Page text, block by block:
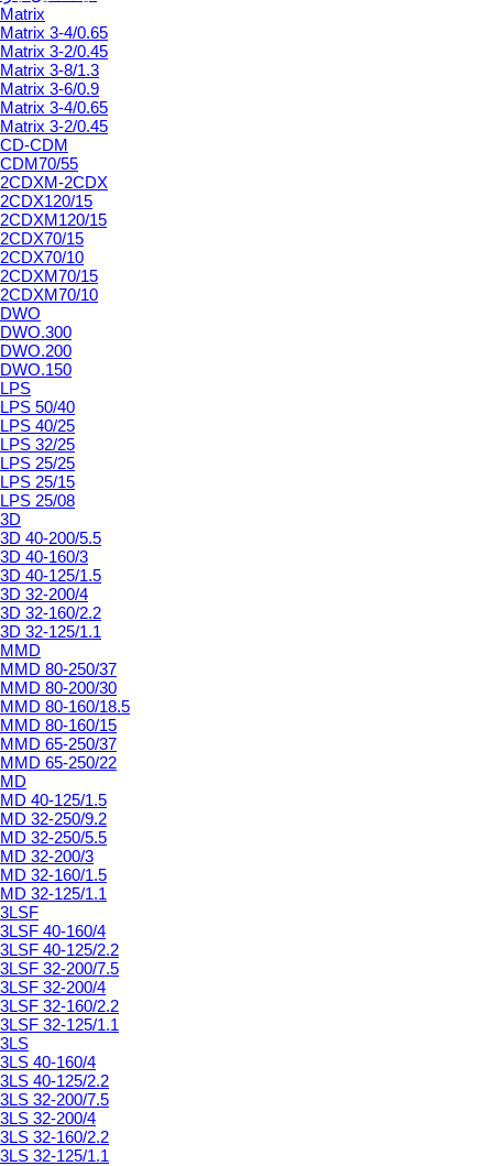
Matrix
Matrix 3-4/0.65
Matrix 3-2/0.45
Matrix 3-8/1.3
Matrix 3-6/0.9
Matrix 3-4/0.65
Matrix 3-2/0.45
CD-CDM
CDM70/55
2CDXM-2CDX
2CDX120/15
2CDXM120/15
2CDX70/15
2CDX70/10
2CDXM70/15
2CDXM70/10
DWO
DWO.300
DWO.200
DWO.150
LPS
LPS 50/40
LPS 40/25
LPS 32/25
LPS 25/25
LPS 25/15
LPS 25/08
3D
3D 40-200/5.5
3D 40-160/3
3D 40-125/1.5
3D 32-200/4
3D 32-160/2.2
3D 32-125/1.1
MMD
MMD 80-250/37
MMD 80-200/30
MMD 80-160/18.5
MMD 80-160/15
MMD 65-250/37
MMD 65-250/22
MD
MD 40-125/1.5
MD 32-250/9.2
MD 32-250/5.5
MD 32-200/3
MD 32-160/1.5
MD 32-125/1.1
3LSF
3LSF 40-160/4
3LSF 40-125/2.2
3LSF 32-200/7.5
3LSF 32-200/4
3LSF 32-160/2.2
3LSF 32-125/1.1
3LS
3LS 40-160/4
3LS 40-125/2.2
3LS 32-200/7.5
3LS 32-200/4
3LS 32-160/2.2
3LS 32-125/1.1